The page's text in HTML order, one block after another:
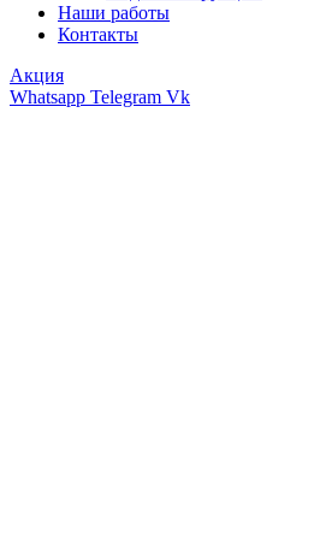
Наши работы
Контакты
Акция
Whatsapp Telegram Vk